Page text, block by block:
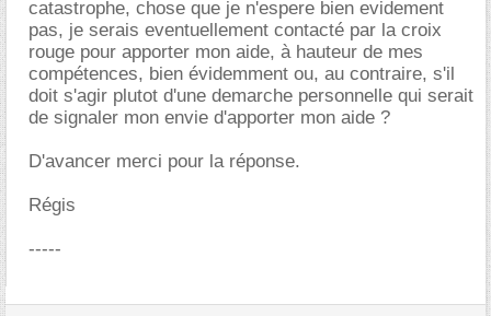
catastrophe, chose que je n'espere bien evidement
pas, je serais eventuellement contacté par la croix
rouge pour apporter mon aide, à hauteur de mes
compétences, bien évidemment ou, au contraire, s'il
doit s'agir plutot d'une demarche personnelle qui serait
de signaler mon envie d'apporter mon aide ?
D'avancer merci pour la réponse.
Régis
-----